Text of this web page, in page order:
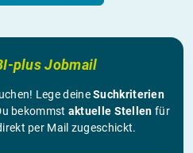
plus Jobmail
Lege deineSuchkriterien
bekommst aktuelle Stellen für
per Mail zugeschickt.